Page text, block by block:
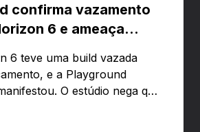
confirma vazamento
6 e ameaça
6 teve uma build vazada
e a Playground
O estúdio nega que
que quem usar versões não